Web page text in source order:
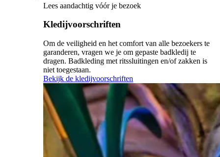
Lees aandachtig vóór je bezoek
Kledijvoorschriften
Om de veiligheid en het comfort van alle bezoekers te
garanderen, vragen we je om gepaste badkledij te
dragen. Badkleding met ritssluitingen en/of zakken is
niet toegestaan.
Bekijk de kledijvoorschriften